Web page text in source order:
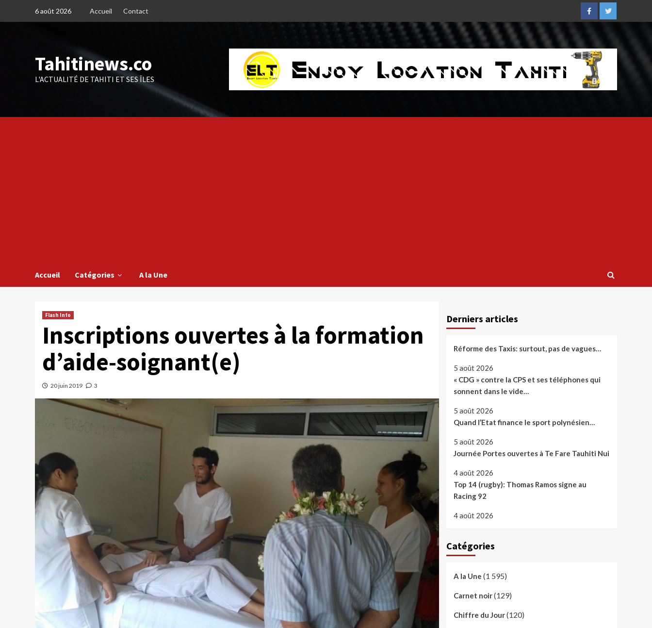
6 août 2026 Accueil Contact
FacebookTwitter
Tahitinews.co
L'ACTUALITÉ DE TAHITI ET SES ÎLES
Accueil Catégories A la Une
Flash Info
Inscriptions ouvertes à la formation
d’aide-soignant(e)
20 juin 2019 3
Derniers articles
Réforme des Taxis: surtout, pas de vagues…
5 août 2026
« CDG » contre la CPS et ses téléphones qui
sonnent dans le vide…
5 août 2026
Quand l’Etat finance le sport polynésien…
5 août 2026
Journée Portes ouvertes à Te Fare Tauhiti Nui
4 août 2026
Top 14 (rugby): Thomas Ramos signe au
Racing 92
4 août 2026
Catégories
A la Une (1 595)
Carnet noir(129)
Chiffre du Jour(120)